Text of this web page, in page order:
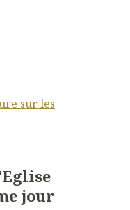
sur les
jour